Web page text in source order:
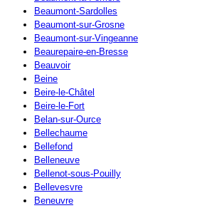
Beaumont-Sardolles
Beaumont-sur-Grosne
Beaumont-sur-Vingeanne
Beaurepaire-en-Bresse
Beauvoir
Beine
Beire-le-Châtel
Beire-le-Fort
Belan-sur-Ource
Bellechaume
Bellefond
Belleneuve
Bellenot-sous-Pouilly
Bellevesvre
Beneuvre